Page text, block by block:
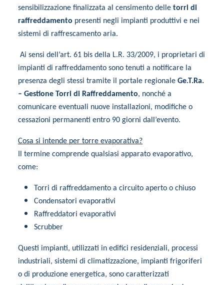
sensibilizzazione finalizzata al censimento delle torri di
raffreddamento presenti negli impianti produttivi e nei
sistemi di raffrescamento aria.
Ai sensi dell’art. 61 bis della L.R. 33/2009, i proprietari di
impianti di raffreddamento sono tenuti a notificare la
presenza degli stessi tramite il portale regionale Ge.T.Ra.
– Gestione Torri di Raffreddamento, nonché a
comunicare eventuali nuove installazioni, modifiche o
cessazioni permanenti entro 90 giorni dall’evento.
Cosa si intende per torre evaporativa?
Il termine comprende qualsiasi apparato evaporativo,
come:
Torri di raffreddamento a circuito aperto o chiuso
Condensatori evaporativi
Raffreddatori evaporativi
Scrubber
Questi impianti, utilizzati in edifici residenziali, processi
industriali, sistemi di climatizzazione, impianti frigoriferi
o di produzione energetica, sono caratterizzati